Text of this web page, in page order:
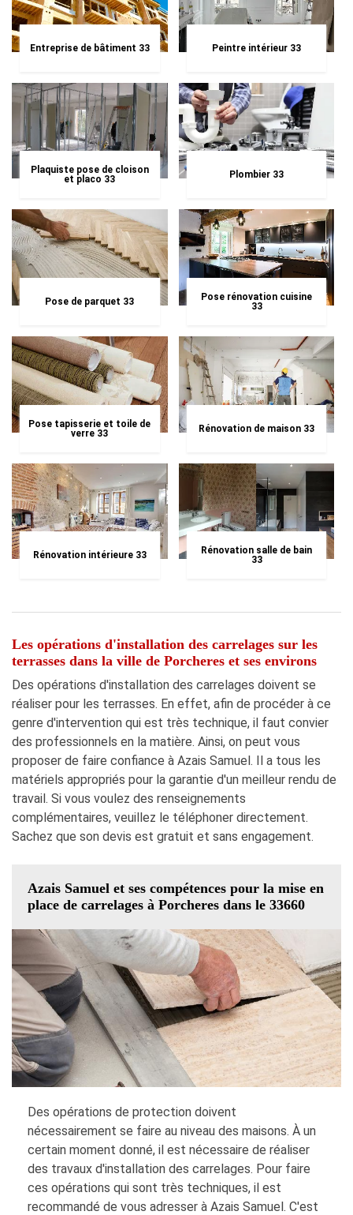
Entreprise de bâtiment 33 Peintre intérieur 33
Plaquiste pose de cloison
et placo 33
Plombier 33
Pose de parquet 33
Pose rénovation cuisine
33
Pose tapisserie et toile de
verre 33
Rénovation de maison 33
Rénovation intérieure 33
Rénovation salle de bain
33
Les opérations d'installation des carrelages sur les
terrasses dans la ville de Porcheres et ses environs
Des opérations d'installation des carrelages doivent se
réaliser pour les terrasses. En effet, afin de procéder à ce
genre d'intervention qui est très technique, il faut convier
des professionnels en la matière. Ainsi, on peut vous
proposer de faire confiance à Azais Samuel. Il a tous les
matériels appropriés pour la garantie d'un meilleur rendu de
travail. Si vous voulez des renseignements
complémentaires, veuillez le téléphoner directement.
Sachez que son devis est gratuit et sans engagement.
Azais Samuel et ses compétences pour la mise en
place de carrelages à Porcheres dans le 33660
Des opérations de protection doivent
nécessairement se faire au niveau des maisons. À un
certain moment donné, il est nécessaire de réaliser
des travaux d'installation des carrelages. Pour faire
ces opérations qui sont très techniques, il est
recommandé de vous adresser à Azais Samuel. C'est